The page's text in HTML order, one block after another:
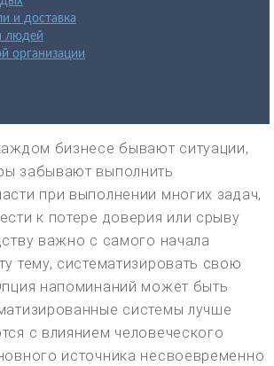
и доставка
людей
организации
бизнесе бывают ситуации,
забывают выполнить
при выполнении многих задач,
к потере доверия или срыву
важно с самого начала
тему, систематизировать свою
напоминаний может быть
системы лучше
с влиянием человеческого
источника несвоевременно